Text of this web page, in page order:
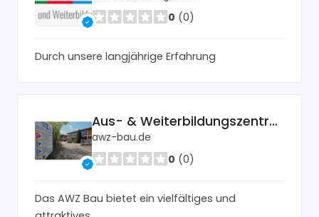
0 (0)
Durch unsere langjährige Erfahrung
Aus- & Weiterbildungszentrum Bau
awz-bau.de
0 (0)
Das AWZ Bau bietet ein vielfältiges und